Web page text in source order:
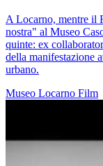
A Locarno, mentre il
nostra" al Museo
quinte: ex
della manifestazione
urbano.
Museo Locarno Film